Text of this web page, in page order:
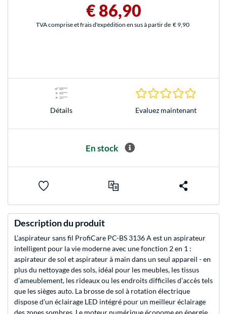
€ 86,90
TVA comprise et frais d'expédition en sus à partir de € 9,90
Détails Evaluez maintenant
En stock
Description du produit
L’aspirateur sans fil ProfiCare PC-BS 3136 A est un aspirateur
intelligent pour la vie moderne avec une fonction 2 en 1 :
aspirateur de sol et aspirateur à main dans un seul appareil - en
plus du nettoyage des sols, idéal pour les meubles, les tissus
d’ameublement, les rideaux ou les endroits difficiles d’accès tels
que les sièges auto. La brosse de sol à rotation électrique
dispose d’un éclairage LED intégré pour un meilleur éclairage
des zones sombres. Le moteur numérique économe en énergie